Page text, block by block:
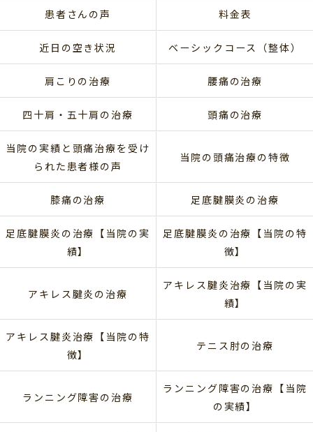
患者さんの声 料金表
近日の空き状況 ベーシックコース（整体）
肩こりの治療 腰痛の治療
四十肩・五十肩の治療 頭痛の治療
当院の実績と頭痛治療を受け
られた患者様の声
当院の頭痛治療の特徴
膝痛の治療 足底腱膜炎の治療
足底腱膜炎の治療【当院の実
績】
足底腱膜炎の治療【当院の特
徴】
アキレス腱炎の治療
アキレス腱炎治療【当院の実
績】
アキレス腱炎治療【当院の特
徴】
テニス肘の治療
ランニング障害の治療
ランニング障害の治療【当院
の実績】